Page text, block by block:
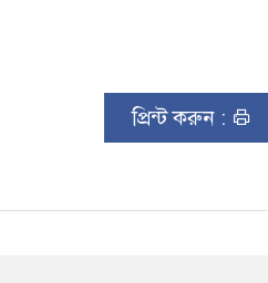
প্রিন্ট করুন :